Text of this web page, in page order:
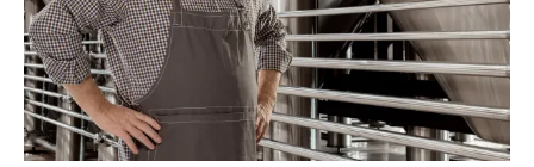
el
sector
de
la
cerveza